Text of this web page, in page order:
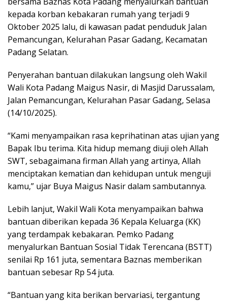
kepada korban kebakaran rumah yang terjadi 9
Oktober 2025 lalu, di kawasan padat penduduk Jalan
Pemancungan, Kelurahan Pasar Gadang, Kecamatan
Padang Selatan.
Penyerahan bantuan dilakukan langsung oleh Wakil
Wali Kota Padang Maigus Nasir, di Masjid Darussalam,
Jalan Pemancungan, Kelurahan Pasar Gadang, Selasa
(14/10/2025).
“Kami menyampaikan rasa keprihatinan atas ujian yang
Bapak Ibu terima. Kita hidup memang diuji oleh Allah
SWT, sebagaimana firman Allah yang artinya, Allah
menciptakan kematian dan kehidupan untuk menguji
kamu,” ujar Buya Maigus Nasir dalam sambutannya.
Lebih lanjut, Wakil Wali Kota menyampaikan bahwa
bantuan diberikan kepada 36 Kepala Keluarga (KK)
yang terdampak kebakaran. Pemko Padang
menyalurkan Bantuan Sosial Tidak Terencana (BSTT)
senilai Rp 161 juta, sementara Baznas memberikan
bantuan sebesar Rp 54 juta.
“Bantuan yang kita berikan bervariasi, tergantung